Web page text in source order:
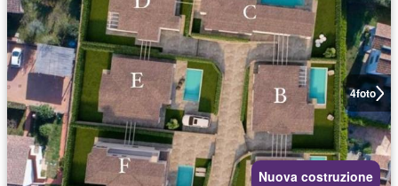
4foto
Nuova costruzione